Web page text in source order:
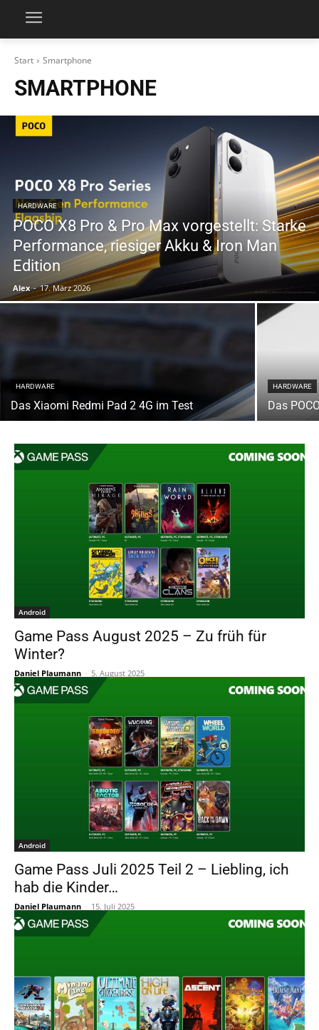
Start Smartphone
SMARTPHONE
HARDWARE
POCO X8 Pro & Pro Max vorgestellt: Starke
Performance, riesiger Akku & Iron Man
Edition
Alex - 17. März 2026
HARDWARE
Das Xiaomi Redmi Pad 2 4G im Test
HARDWARE
Das
Android
Game Pass August 2025 – Zu früh für
Winter?
Daniel Plaumann - 5. August 2025
Android
Game Pass Juli 2025 Teil 2 – Liebling, ich
hab die Kinder…
Daniel Plaumann - 15. Juli 2025